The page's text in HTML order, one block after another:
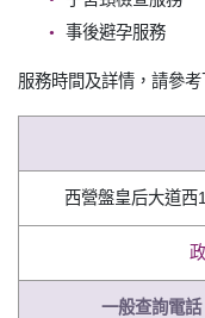
事後避孕服務
服務時間及詳情，請參考
西營盤皇后大道西
一般查詢電話